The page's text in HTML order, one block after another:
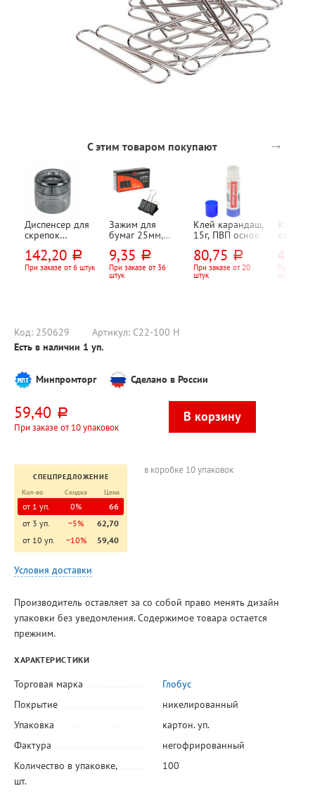
С этим товаром покупают →
Диспенсер для
скрепок
"Базис (Basic)",
тонированный,
142,20 руб.
При заказе от 6 штук
Зажим для
бумаг 25мм,
черный
9,35 руб.
При заказе от 36
штук
Клей карандаш,
15г, ПВП основа,
80,75 руб.
При заказе от 20
штук
Клей
50мл,
45,90
При
штук
Код: 250629 Артикул: С22-100 Н
Есть в наличии 1 уп.
Минпромторг Сделано в России
59,40 руб.
При заказе от 10 упаковок
СПЕЦПРЕДЛОЖЕНИЕ
Кол-во
Скидка Цена
от 1 уп. 0%
66
от 3 уп.
−5%
62,70
от 10 уп.
−10% 59,40
в коробке 10 упаковок
Условия доставки
Производитель оставляет за со собой право менять дизайн
упаковки без уведомления. Содержимое товара остается
прежним.
ХАРАКТЕРИСТИКИ
Торговая марка
Глобус
Покрытие
никелированный
Упаковка
картон. уп.
Фактура
негофрированный
Количество в упаковке,
шт.
100